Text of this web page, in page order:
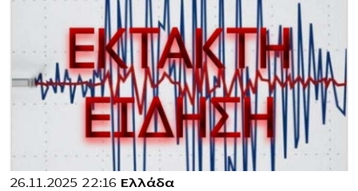
26.11.2025 22:16 Ελλάδα